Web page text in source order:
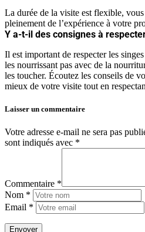
La durée de la visite est flexible,
pleinement de l’expérience à votre
Y a-t-il des consignes à
Il est important de respecter les
les nourrissant pas avec de la
les toucher. Écoutez les conseils de
mieux de votre visite tout en
Laisser un commentaire
Votre adresse e-mail ne sera pas
sont indiqués avec *
Commentaire *
Nom *
Email *